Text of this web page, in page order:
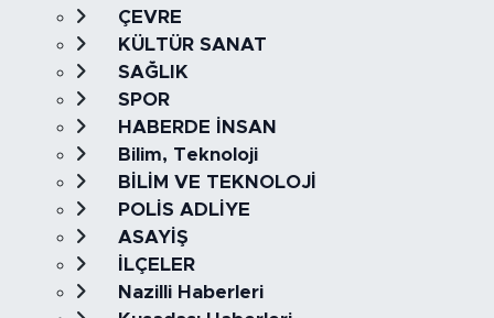
ÇEVRE
KÜLTÜR SANAT
SAĞLIK
SPOR
HABERDE İNSAN
Bilim, Teknoloji
BİLİM VE TEKNOLOJİ
POLİS ADLİYE
ASAYİŞ
İLÇELER
Nazilli Haberleri